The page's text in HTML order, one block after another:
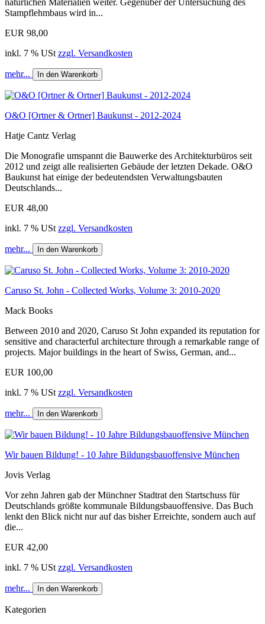
natürlichen Materialien weiter. Gegenüber der Untersuchung des
Stampflehmbaus wird in...
EUR 98,00
inkl. 7 % USt zzgl. Versandkosten
mehr... In den Warenkorb
O&O [Ortner & Ortner] Baukunst - 2012-2024
Hatje Cantz Verlag
Die Monografie umspannt die Bauwerke des Architekturbüros seit
2012 und zeigt alle realisierten Gebäude der letzten Dekade. O&O
Baukunst hat einige der bedeutendsten Verwaltungsbauten
Deutschlands...
EUR 48,00
inkl. 7 % USt zzgl. Versandkosten
mehr... In den Warenkorb
Caruso St. John - Collected Works, Volume 3: 2010-2020
Mack Books
Between 2010 and 2020, Caruso St John expanded its reputation for
sensitive and characterful architecture through a remarkable range of
projects. Major buildings in the heart of Swiss, German, and...
EUR 100,00
inkl. 7 % USt zzgl. Versandkosten
mehr... In den Warenkorb
Wir bauen Bildung! - 10 Jahre Bildungsbauoffensive München
Jovis Verlag
Vor zehn Jahren gab der Münchner Stadtrat den Startschuss für
Deutschlands größte kommunale Bildungsbauoffensive. Das Buch
lenkt den Blick nicht nur auf das bisher Erreichte, sondern auch auf
die...
EUR 42,00
inkl. 7 % USt zzgl. Versandkosten
mehr... In den Warenkorb
Kategorien